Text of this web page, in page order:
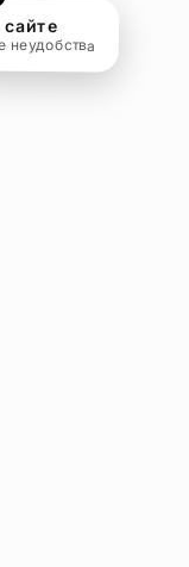
неудобства